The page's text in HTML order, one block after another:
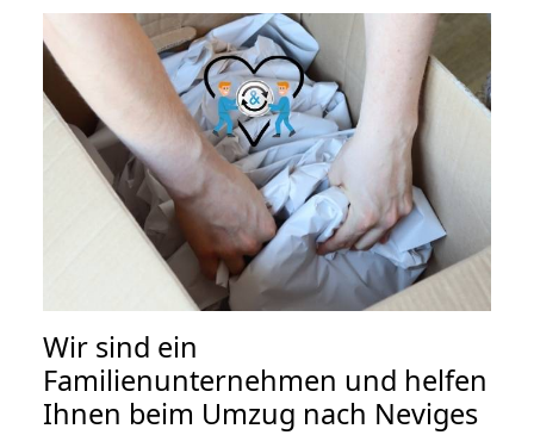
Wir sind ein
Familienunternehmen und helfen
Ihnen beim Umzug nach Neviges